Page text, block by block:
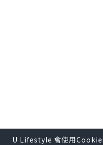
U Lifestyle 會使用